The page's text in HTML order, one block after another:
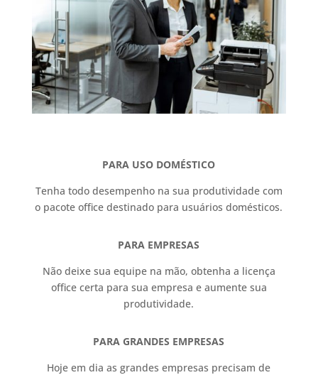
PARA USO DOMÉSTICO
Tenha todo desempenho na sua produtividade com
o pacote office destinado para usuários domésticos.
PARA EMPRESAS
Não deixe sua equipe na mão, obtenha a licença
office certa para sua empresa e aumente sua
produtividade.
PARA GRANDES EMPRESAS
Hoje em dia as grandes empresas precisam de